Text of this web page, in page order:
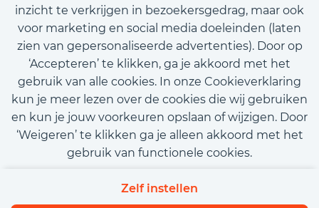
inzicht te verkrijgen in bezoekersgedrag, maar ook
voor marketing en social media doeleinden (laten
zien van gepersonaliseerde advertenties). Door op
‘Accepteren’ te klikken, ga je akkoord met het
gebruik van alle cookies. In onze Cookieverklaring
kun je meer lezen over de cookies die wij gebruiken
en kun je jouw voorkeuren opslaan of wijzigen. Door
‘Weigeren’ te klikken ga je alleen akkoord met het
gebruik van functionele cookies.
Zelf instellen
Call-to-action bij meer vacatures
Privacy